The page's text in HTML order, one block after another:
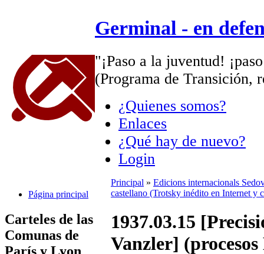
Germinal - en
"¡Paso a la juventud!
(Programa de Transición,
¿Quienes somos?
Enlaces
¿Qué hay de nuevo?
Login
Página principal
Carteles de las
Comunas de
Principal » Edicions internacionals
castellano (Trotsky inédito en Internet y
1937.03.15
Vanzler]